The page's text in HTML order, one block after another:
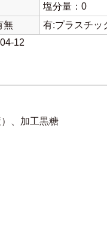
塩分量：0
無
有:プラスチッ
12
、加工黒糖